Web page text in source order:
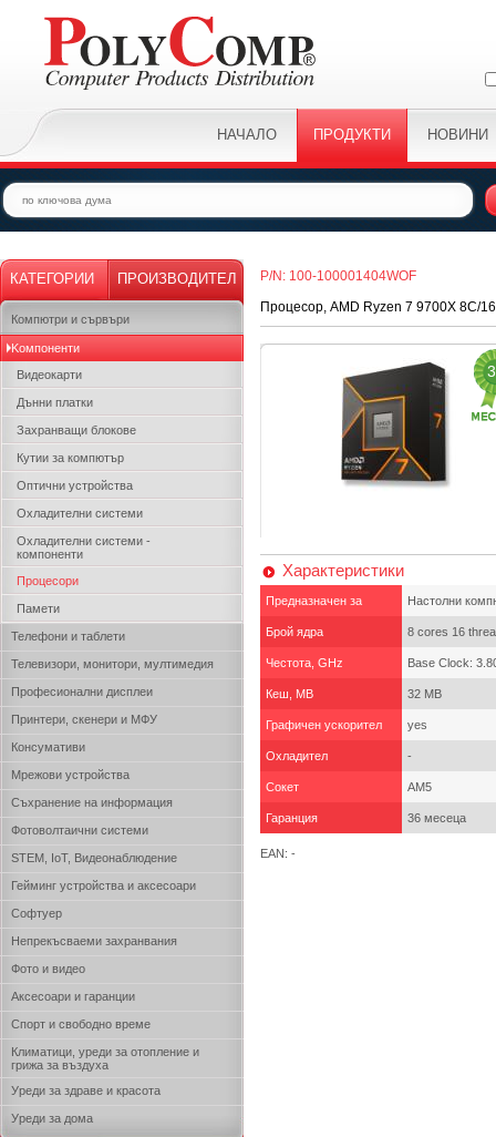
НАЧАЛО ПРОДУКТИ НОВИНИ
КАТЕГОРИИ ПРОИЗВОДИТЕЛ
Компютри и сървъри
Kомпоненти
Видеокарти
Дънни платки
Захранващи блокове
Кутии за компютър
Оптични устройства
Охладителни системи
Охладителни системи -
компоненти
Процесори
Памети
Телефони и таблети
Телевизори, монитори, мултимедия
Професионални дисплеи
Принтери, скенери и МФУ
Консумативи
Мрежови устройства
Съхранение на информация
Фотоволтаични системи
STEM, IoT, Видеонаблюдение
Гейминг устройства и аксесоари
Софтуер
Непрекъсваеми захранвания
Фото и видео
Аксесоари и гаранции
Спорт и свободно време
Климатици, уреди за отопление и
грижа за въздуха
Уреди за здраве и красота
Уреди за дома
P/N: 100-100001404WOF
Процесор, AMD Ryzen 7 9700X 8C/
Характеристики
Предназначен за Настолни
Брой ядра 8 cores 16
Честота, GHz Base Clock:
Кеш, MB 32 MB
Графичен ускорител yes
Охладител -
Сокет AM5
Гаранция 36 месеца
EAN: -